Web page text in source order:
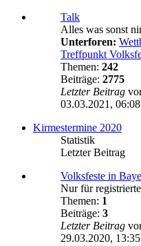
Talk
Alles was sonst
Unterforen:
Treffpunkt
Themen: 242
Beiträge: 2775
Letzter Beitrag
03.03.2021, 06:08
Kirmestermine 2020
Statistik
Letzter Beitrag
Volksfeste in
Nur für
Themen: 1
Beiträge: 3
Letzter Beitrag
29.03.2020, 13:35